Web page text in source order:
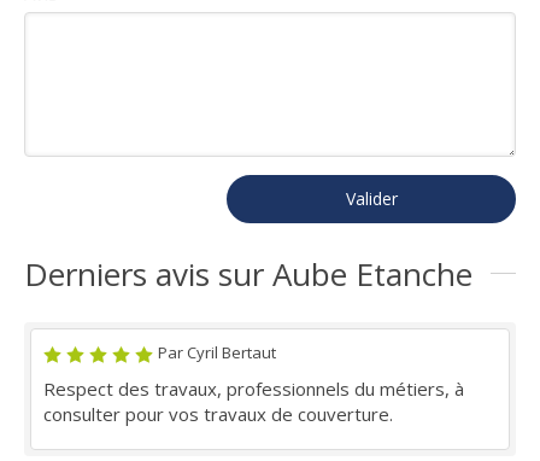
Valider
Derniers avis sur Aube Etanche
Par Cyril Bertaut
Respect des travaux, professionnels du métiers, à
consulter pour vos travaux de couverture.